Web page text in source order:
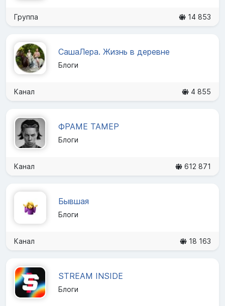
Группа 14 853
СашаЛера. Жизнь в деревне
Блоги
Канал 4 855
ФРАМЕ ТАМЕР
Блоги
Канал 612 871
Бывшая
Блоги
Канал 18 163
STREAM INSIDE
Блоги